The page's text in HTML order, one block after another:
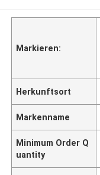
Markieren:
Herkunftsort
Markenname
Minimum Order Q
uantity